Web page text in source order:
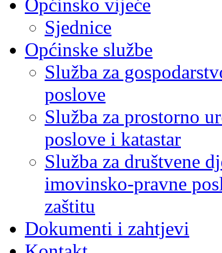
Općinsko vijeće
Sjednice
Općinske službe
Služba za
poslove
Služba za prostorno
poslove i katastar
Služba za društvene
imovinsko-pravne
zaštitu
Dokumenti i zahtjevi